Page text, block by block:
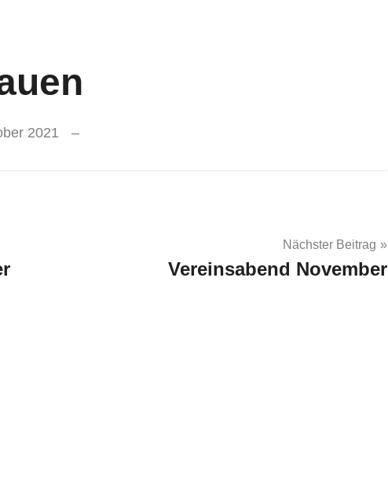
2021
Nächster Beitrag
Vereinsabend November